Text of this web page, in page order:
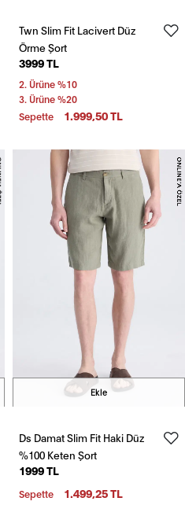
Twn Slim Fit Lacivert Düz
Örme Şort
3999 TL
2. Ürüne %10
3. Ürüne %20
Sepette
1.999,50 TL
Ekle
Ds Damat Slim Fit Haki Düz
%100 Keten Şort
1999 TL
Sepette 1.499,25 TL